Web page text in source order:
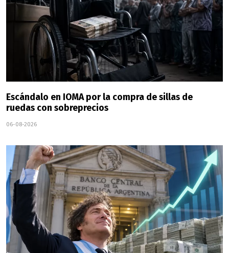
Escándalo en IOMA por la compra de sillas de
ruedas con sobreprecios
06-08-2026